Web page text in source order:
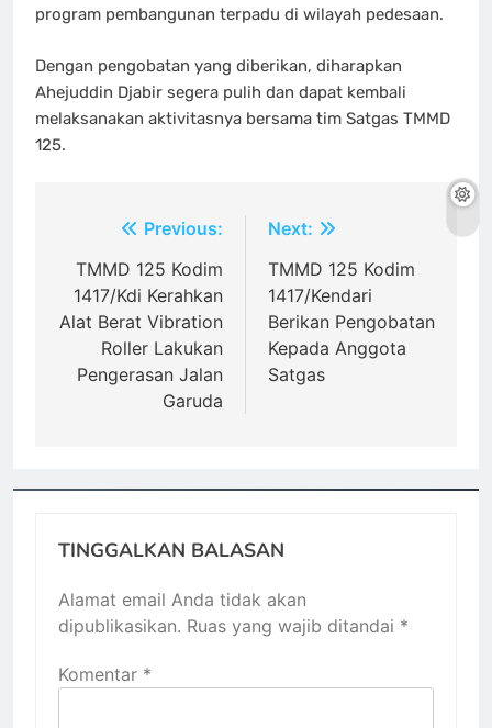
program pembangunan terpadu di wilayah pedesaan.
Dengan pengobatan yang diberikan, diharapkan
Ahejuddin Djabir segera pulih dan dapat kembali
melaksanakan aktivitasnya bersama tim Satgas TMMD
125.
Navigasi
pos
Previous:
TMMD 125 Kodim
1417/Kdi Kerahkan
Alat Berat Vibration
Roller Lakukan
Pengerasan Jalan
Garuda
Next:
TMMD 125 Kodim
1417/Kendari
Berikan Pengobatan
Kepada Anggota
Satgas
TINGGALKAN BALASAN
Alamat email Anda tidak akan
dipublikasikan. Ruas yang wajib ditandai *
Komentar *